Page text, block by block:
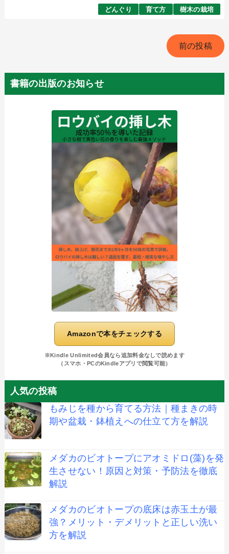
どんぐり 育て方 樹木の栽培
前の投稿
書籍の出版のお知らせ
Amazonで本をチェックする
※Kindle Unlimited会員なら追加料金なしで読めます
（スマホ・PCのKindleアプリで閲覧可能）
人気の投稿
もみじを種から育てる方法｜種まきの時
期や盆栽・鉢植えへの仕立て方を解説
メダカのビオトープにアオミドロ(藻)を発
生させない！原因と対策・予防法を徹底
解説
メダカのビオトープの底床は赤玉土が最
強？メリット・デメリットと正しい洗い
方を解説